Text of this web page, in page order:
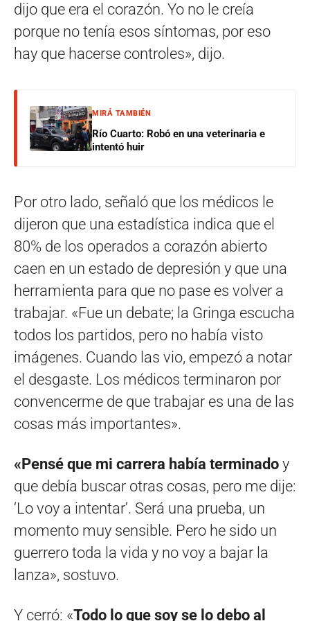
dijo que era el corazón. Yo no le creía
porque no tenía esos síntomas, por eso
hay que hacerse controles», dijo.
MIRÁ TAMBIÉN
Río Cuarto: Robó en una veterinaria e
intentó huir
Por otro lado, señaló que los médicos le
dijeron que una estadística indica que el
80% de los operados a corazón abierto
caen en un estado de depresión y que una
herramienta para que no pase es volver a
trabajar. «Fue un debate; la Gringa escucha
todos los partidos, pero no había visto
imágenes. Cuando las vio, empezó a notar
el desgaste. Los médicos terminaron por
convencerme de que trabajar es una de las
cosas más importantes».
«Pensé que mi carrera había terminado y
que debía buscar otras cosas, pero me dije:
‘Lo voy a intentar’. Será una prueba, un
momento muy sensible. Pero he sido un
guerrero toda la vida y no voy a bajar la
lanza», sostuvo.
Y cerró: «Todo lo que soy se lo debo al